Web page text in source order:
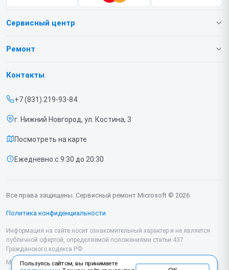
Сервисный центр
О нашем сервисе
Срочный ремонт
Доставка и способы оплаты
Диагностика
Контакты
Ремонт
Игровых приставок
Контакты
+7 (831) 219-93-84
г. Нижний Новгород, ул. Костина, 3
Посмотреть на карте
Ежедневно с 9:30 до 20:30
Все права защищены. Сервисный ремонт Microsoft © 2026
Политика конфиденциальности
Информация на сайте носит ознакомительный характер и не является
публичной офертой, определяемой положениями статьи 437
Гражданского кодекса РФ.
Мы специализируемся на обслуживании и ремонте техники Microsoft, но
Пользуясь сайтом, вы принимаете